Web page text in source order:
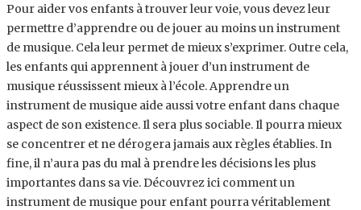
Pour aider vos enfants à trouver leur voie, vous devez leur
permettre d’apprendre ou de jouer au moins un instrument
de musique. Cela leur permet de mieux s’exprimer. Outre cela,
les enfants qui apprennent à jouer d’un instrument de
musique réussissent mieux à l’école. Apprendre un
instrument de musique aide aussi votre enfant dans chaque
aspect de son existence. Il sera plus sociable. Il pourra mieux
se concentrer et ne dérogera jamais aux règles établies. In
fine, il n’aura pas du mal à prendre les décisions les plus
importantes dans sa vie. Découvrez ici comment un
instrument de musique pour enfant pourra véritablement